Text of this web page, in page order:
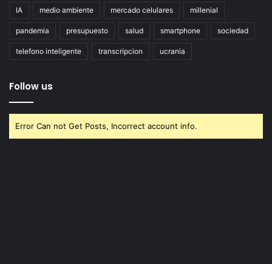
IA medio ambiente mercado celulares millenial
pandemia presupuesto salud smartphone sociedad
telefono inteligente transcripcion ucrania
Follow us
Error Can not Get Posts, Incorrect account info.